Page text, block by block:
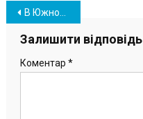
Навігація
записів
В Южном открылась выставка одесской художницы Ольги Погребной (фото)
Залишити відповідь
Коментар *